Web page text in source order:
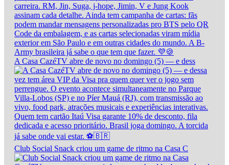
A Casa CazéTV abre de novo no domingo (5) — e dess
Club Social Snack criou um game de ritmo na Casa C